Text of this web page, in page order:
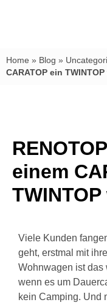
Home » Blog »
CARATOP ein
einem
Viele Kunden
geht, erstmal mit
Wohnwagen ist das
wenn es um
kein Camping. Und